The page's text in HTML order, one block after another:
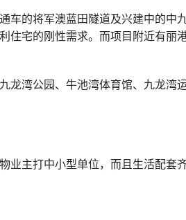
车的将军澳蓝田隧道及兴建中的中
住宅的刚性需求。而项目附近有丽
龙湾公园、牛池湾体育馆、九龙湾
业主打中小型单位，而且生活配套